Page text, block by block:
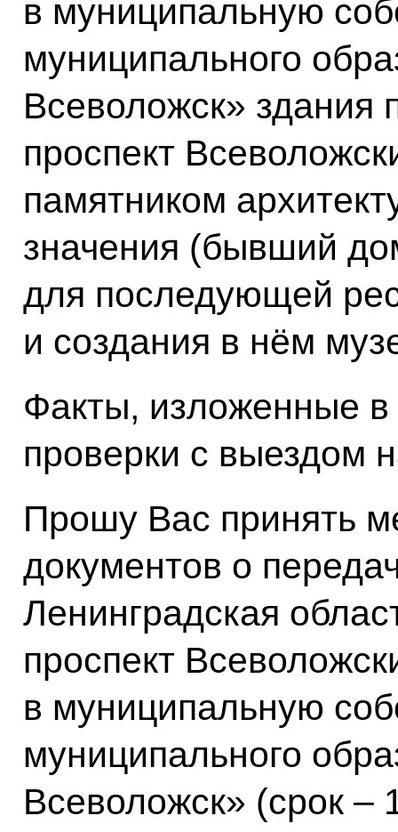
в муниципальную
муниципального
Всеволожск» здания
проспект
памятником
значения (бывший
для последующей
и создания в нём
Факты, изложенные
проверки с выездом
Прошу Вас принять
документов о
Ленинградская
проспект
в муниципальную
муниципального
Всеволожск» (срок –